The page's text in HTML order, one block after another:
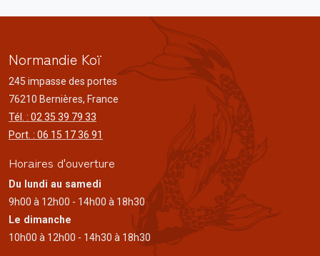
Normandie Koï
245 impasse des portes
76210 Bernières, France
Tél. : 02 35 39 79 33
Port. : 06 15 17 36 91
Horaires d'ouverture
Du lundi au samedi
9h00 à 12h00 - 14h00 à 18h30
Le dimanche
10h00 à 12h00 - 14h30 à 18h30